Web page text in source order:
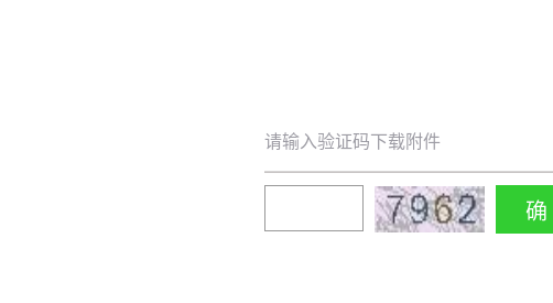
请输入验证码下载附件